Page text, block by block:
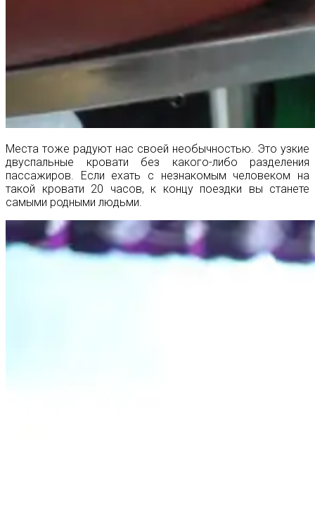
Места тоже радуют нас своей необычностью. Это узкие
двуспальные кровати без какого-либо разделения
пассажиров. Если ехать с незнакомым человеком на
такой кровати 20 часов, к концу поездки вы станете
самыми родными людьми.